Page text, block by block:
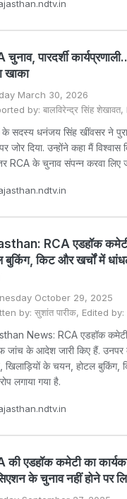
चुनाव, पारदर्शी
खाका
March 30, 2026
by: बालविरेन्द्र सिंह शेखावत,
के सदस्य धनंजय सिंह खींवसर ने
जोर दिया. उन्होंने कहा मैं विश्वास
RCA के चुनाव संपन्न करवा लिए
RCA एडहॉक
बुकिंग, किट और खर्चों में
October 29, 2025
by: सुशांत पारीक, Edited by:
News: RCA एडहॉक
जांच के आदेश जारी किए हैं.
खिलाड़ियों के चयन, होटल बुकिंग,
लगाया गया है.
की एडहॉक कमेटी का
के चुनाव नहीं होने पर